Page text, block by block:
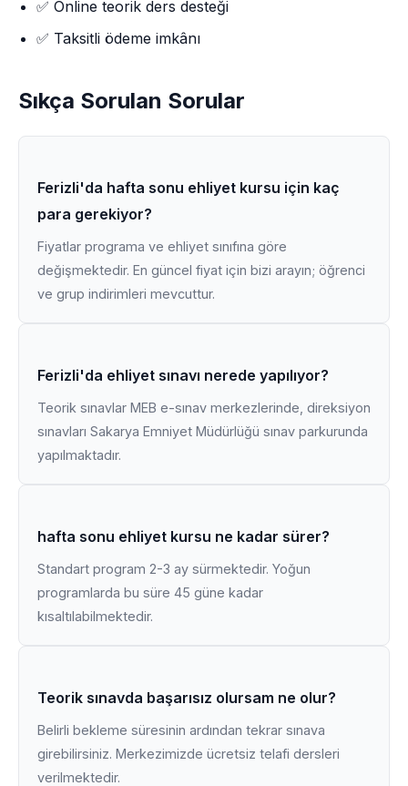
✅ Online teorik ders desteği
✅ Taksitli ödeme imkânı
Sıkça Sorulan Sorular
Ferizli'da hafta sonu ehliyet kursu için kaç
para gerekiyor?
Fiyatlar programa ve ehliyet sınıfına göre
değişmektedir. En güncel fiyat için bizi arayın; öğrenci
ve grup indirimleri mevcuttur.
Ferizli'da ehliyet sınavı nerede yapılıyor?
Teorik sınavlar MEB e-sınav merkezlerinde, direksiyon
sınavları Sakarya Emniyet Müdürlüğü sınav parkurunda
yapılmaktadır.
hafta sonu ehliyet kursu ne kadar sürer?
Standart program 2-3 ay sürmektedir. Yoğun
programlarda bu süre 45 güne kadar
kısaltılabilmektedir.
Teorik sınavda başarısız olursam ne olur?
Belirli bekleme süresinin ardından tekrar sınava
girebilirsiniz. Merkezimizde ücretsiz telafi dersleri
verilmektedir.